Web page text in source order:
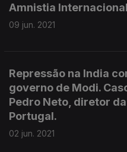
Amnistia
09 jun. 2021
Repressão na India
governo de Modi.
Pedro Neto, diretor
Portugal.
02 jun. 2021